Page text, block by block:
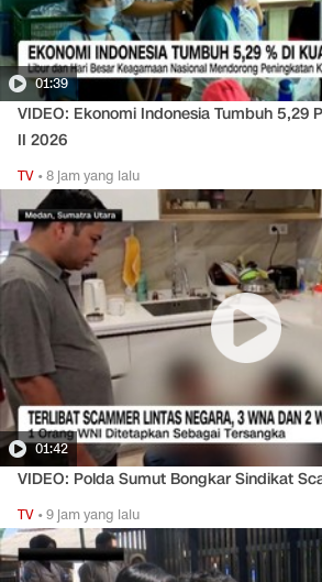
01:39
VIDEO: Ekonomi Indonesia Tumbuh 5,29
II 2026
TV •8 jam yang lalu
01:42
VIDEO: Polda Sumut Bongkar Sindikat
TV •9 jam yang lalu